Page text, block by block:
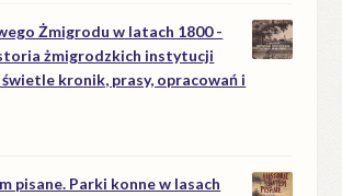
Żmigrodu w latach 1800 -
żmigrodzkich instytucji
świetle kronik, prasy, opracowań i
pisane. Parki konne w lasach